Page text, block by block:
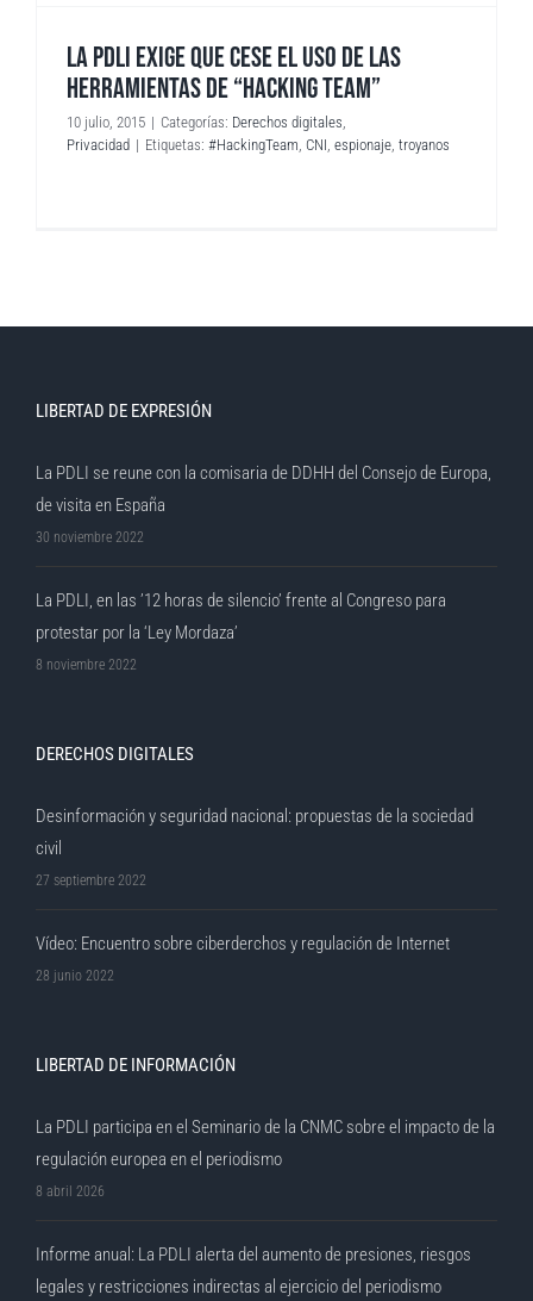
LA PDLI EXIGE QUE CESE EL USO DE LAS
HERRAMIENTAS DE “HACKING TEAM”
10 julio, 2015 | Categorías: Derechos digitales,
Privacidad | Etiquetas: #HackingTeam, CNI, espionaje, troyanos
LIBERTAD DE EXPRESIÓN
La PDLI se reune con la comisaria de DDHH del Consejo de Europa,
de visita en España
30 noviembre 2022
La PDLI, en las ’12 horas de silencio’ frente al Congreso para
protestar por la ‘Ley Mordaza’
8 noviembre 2022
DERECHOS DIGITALES
Desinformación y seguridad nacional: propuestas de la sociedad
civil
27 septiembre 2022
Vídeo: Encuentro sobre ciberderchos y regulación de Internet
28 junio 2022
LIBERTAD DE INFORMACIÓN
La PDLI participa en el Seminario de la CNMC sobre el impacto de la
regulación europea en el periodismo
8 abril 2026
Informe anual: La PDLI alerta del aumento de presiones, riesgos
legales y restricciones indirectas al ejercicio del periodismo